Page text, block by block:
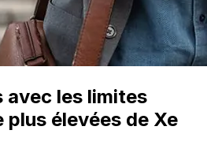
avec les limites
plus élevées de Xe